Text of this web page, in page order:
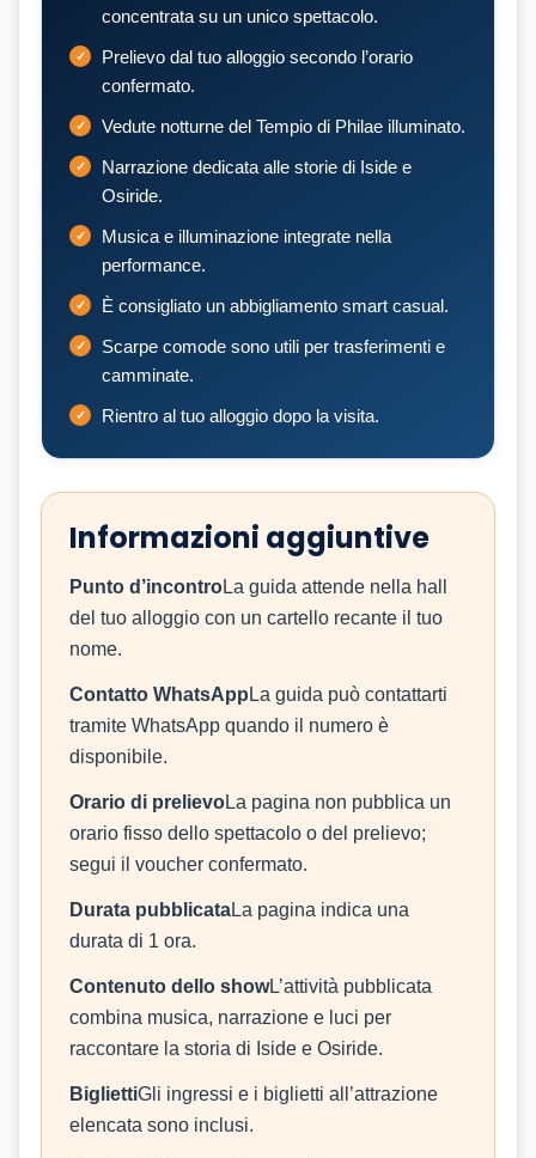
concentrata su un unico spettacolo.
Prelievo dal tuo alloggio secondo l’orario
confermato.
Vedute notturne del Tempio di Philae illuminato.
Narrazione dedicata alle storie di Iside e
Osiride.
Musica e illuminazione integrate nella
performance.
È consigliato un abbigliamento smart casual.
Scarpe comode sono utili per trasferimenti e
camminate.
Rientro al tuo alloggio dopo la visita.
Informazioni aggiuntive
Punto d’incontroLa guida attende nella hall
del tuo alloggio con un cartello recante il tuo
nome.
Contatto WhatsApp La guida può contattarti
tramite WhatsApp quando il numero è
disponibile.
Orario di prelievoLa pagina non pubblica un
orario fisso dello spettacolo o del prelievo;
segui il voucher confermato.
Durata pubblicataLa pagina indica una
durata di 1 ora.
Contenuto dello showL’attività pubblicata
combina musica, narrazione e luci per
raccontare la storia di Iside e Osiride.
BigliettiGli ingressi e i biglietti all’attrazione
elencata sono inclusi.